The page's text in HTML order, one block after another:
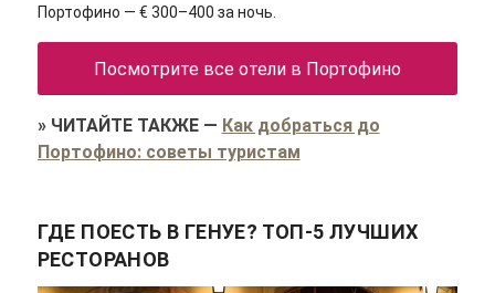
Портофино — € 300–400 за ночь.
Посмотрите все отели в Портофино
» ЧИТАЙТЕ ТАКЖЕ— Как добраться до
Портофино: советы туристам
ГДЕ ПОЕСТЬ В ГЕНУЕ? ТОП-5 ЛУЧШИХ
РЕСТОРАНОВ